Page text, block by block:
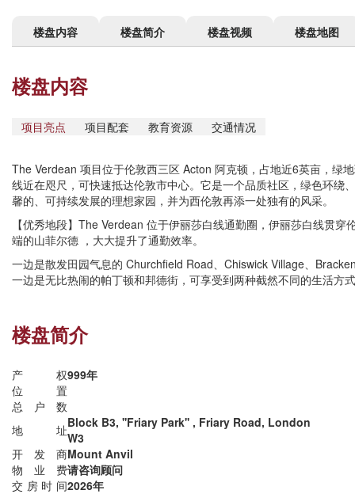
楼盘内容 楼盘简介 楼盘视频 楼盘地图
楼盘内容
项目亮点 项目配套 教育资源 交通情况
The Verdean 项目位于伦敦西三区 Acton 阿克顿，占地近6英亩，绿
线近在咫尺，可快速抵达伦敦市中心。它是一个品质社区，绿色环绕
馨的、可持续发展的理想家园，并为西伦敦再添一处独有的风采。
【优秀地段】The Verdean 位于伊丽莎白线通勤圈，伊丽莎白线贯穿
端的山菲尔德 ，大大提升了通勤效率。
一边是散发田园气息的 Churchfield Road、Chiswick Village、
一边是无比热闹的帕丁顿和邦德街，可享受到两种截然不同的生活方
楼盘简介
产权999年
位置
总户数
地址Block B3, ''Friary Park'' , Friary Road, London
W3
开发商Mount Anvil
物业费请咨询顾问
交房时间2026年